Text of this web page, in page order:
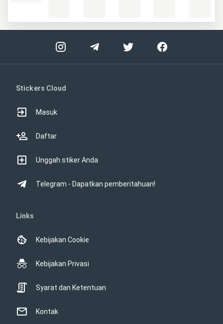
Stickers Cloud
Masuk
Daftar
Unggah stiker Anda
Telegram - Dapatkan pemberitahuan!
Links
Kebijakan Cookie
Kebijakan Privasi
Syarat dan Ketentuan
Kontak